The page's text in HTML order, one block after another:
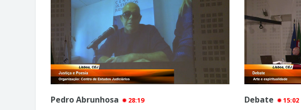
Pedro Abrunhosa 28:19 Debate 15:02